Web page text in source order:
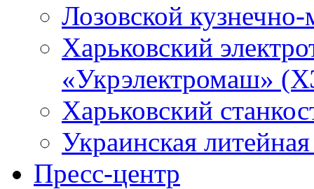
Лозовской
Харьковский
«Укрэлектромаш»
Харьковский
Украинская
Пресс-центр